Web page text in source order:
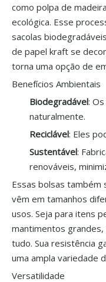
como polpa de
ecológica. Esse
sacolas
de papel kraft se
torna uma opção de
Benefícios Ambientais
Biodegradável:
naturalmente.
Reciclável: Eles
Sustentável:
renováveis,
Essas bolsas também
vêm em tamanhos
usos. Seja para itens
mantimentos grandes,
tudo. Sua resistência
uma ampla variedade
Versatilidade